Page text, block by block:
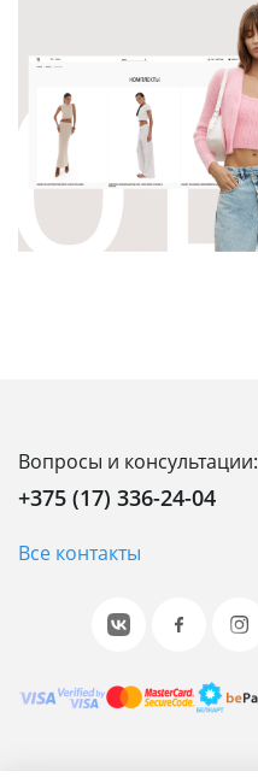
Вопросы и консультации:
+375 (17) 336-24-04
Все контакты